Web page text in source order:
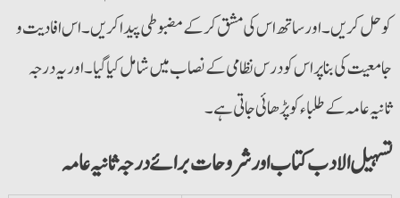
کو حل کریں۔ اور ساتھ اس کی مشق کر کے مضبوطی پیدا کریں۔ اس افادیت و
جامعیت کی بنا پراس کو درس نظامی کے نصاب میں شامل کیا گیا۔ اور یہ درجہ
ثانیہ عامہ کے طلباء کو پڑھائی جاتی ہے۔
تسہیل الادب کتاب اور شروحات برائے درجہ ثانیہ عامہ